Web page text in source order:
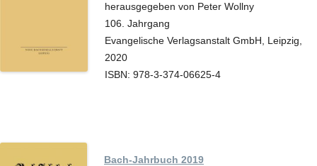
herausgegeben von Peter Wollny
106. Jahrgang
Evangelische Verlagsanstalt GmbH, Leipzig,
2020
ISBN: 978-3-374-06625-4
Bach-Jahrbuch 2019